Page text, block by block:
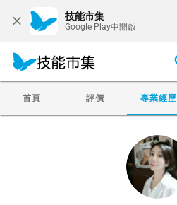
技能市集
Google Play中開啟
首頁 評價 專業經歷